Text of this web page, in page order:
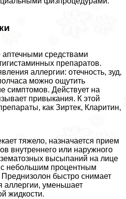
средствами
препаратов.
аллергии: отечность, зуд,
можно ощутить
симптомов. Действует на
привыкания. К этой
как Зиртек, Кларитин,
тяжело, назначается прием
внутреннего или наружного
высыпаний на лице
небольшим процентным
быстро снимает
аллергии, уменьшает
жидкости.